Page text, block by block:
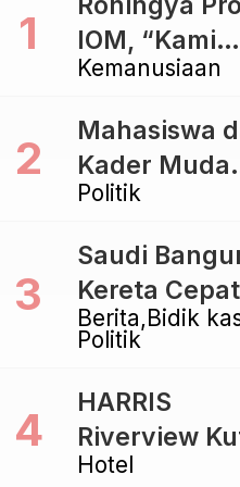
Kemanusiaan
IOM, “Kami
dibiarkan
Politik
Mahasiswa
Kader Muda
Ramaikan
Golkar di
Singaraja
Berita Bidik
Politik
Saudi
Kereta Cepat
Rp112 Triliun,
Proyek Rp116
Triliun yang
Baru Sampai
Hotel
HARRIS
Riverview
Bali Tawarkan